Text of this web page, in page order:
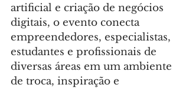
artificial e criação de negócios
digitais, o evento conecta
empreendedores, especialistas,
estudantes e profissionais de
diversas áreas em um ambiente
de troca, inspiração e